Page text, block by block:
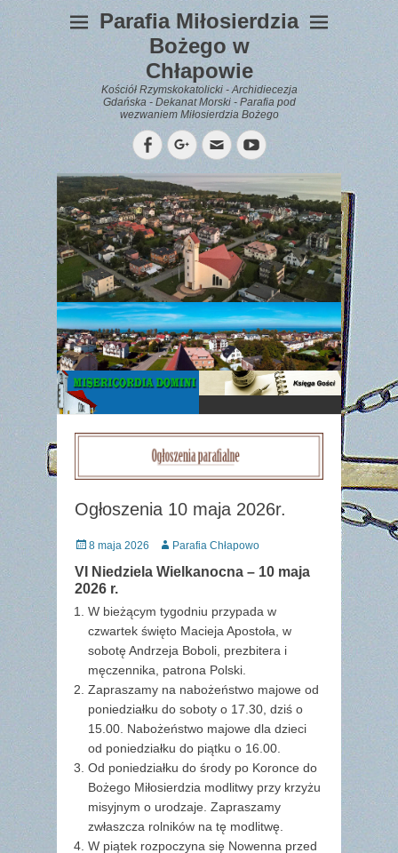
Parafia Miłosierdzia
Bożego w
Chłapowie
Kościół Rzymskokatolicki - Archidiecezja
Gdańska - Dekanat Morski - Parafia pod
wezwaniem Miłosierdzia Bożego
FacebookGoogleplus
EmailYouTube
WYPOCZYNEK
Gazetka
Parafialna
Ogłoszenia 10 maja 2026r.
Posted
8 maja 2026 Author
Parafia Chłapowo
VI Niedziela Wielkanocna – 10 maja
2026 r.
W bieżącym tygodniu przypada w
czwartek święto Macieja Apostoła, w
sobotę Andrzeja Boboli, prezbitera i
męczennika, patrona Polski.
Zapraszamy na nabożeństwo majowe od
poniedziałku do soboty o 17.30, dziś o
15.00. Nabożeństwo majowe dla dzieci
od poniedziałku do piątku o 16.00.
Od poniedziałku do środy po Koronce do
Bożego Miłosierdzia modlitwy przy krzyżu
misyjnym o urodzaje. Zapraszamy
zwłaszcza rolników na tę modlitwę.
W piątek rozpoczyna się Nowenna przed